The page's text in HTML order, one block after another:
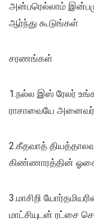
அன்பரெல்லாம்
ஆர்ந்து கூடுங்கள்
சரணங்கள்
1.நல்ல இஸ் ரேலர்
ராசாவையே
2.கீதவாத்
கிண்ணாரத்தின்
3.மாசிறி
மாட்சியுடன் ரட்சை